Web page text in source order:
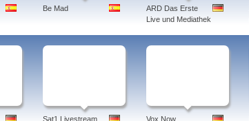
Be Mad
ARD Das Erste
Live und Mediathek
Sat1 Livestream Vox Now